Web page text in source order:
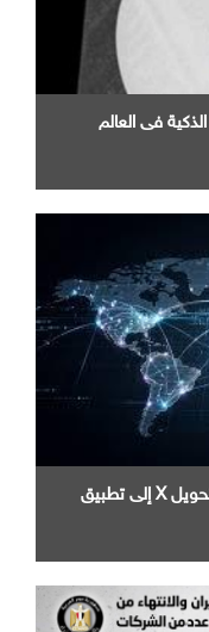
في العالم
إطلاق " XChat " في خطوة جديدة نحو تحويل X إلى تطبيق